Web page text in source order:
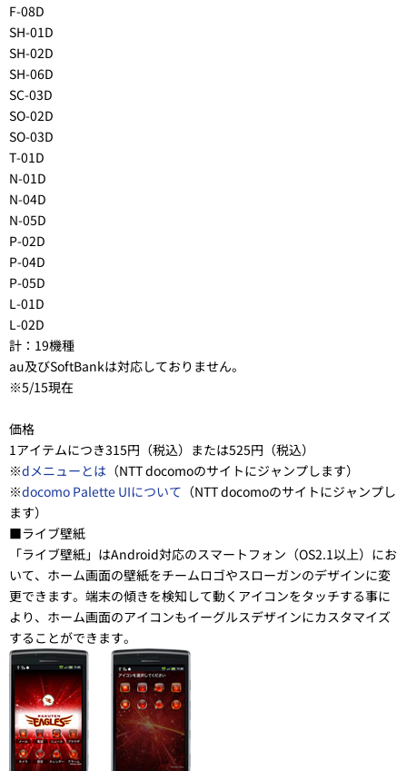
F-08D
SH-01D
SH-02D
SH-06D
SC-03D
SO-02D
SO-03D
T-01D
N-01D
N-04D
N-05D
P-02D
P-04D
P-05D
L-01D
L-02D
計：19機種
au及びSoftBankは対応しておりません。
※5/15現在
価格
1アイテムにつき315円（税込）または525円（税込）
※dメニューとは （NTT docomoのサイトにジャンプします）
※docomo Palette UIについて （NTT docomoのサイトにジャンプし
ます）
■ライブ壁紙
「ライブ壁紙」はAndroid対応のスマートフォン（OS2.1以上）にお
いて、ホーム画面の壁紙をチームロゴやスローガンのデザインに変
更できます。端末の傾きを検知して動くアイコンをタッチする事に
より、ホーム画面のアイコンもイーグルスデザインにカスタマイズ
することができます。